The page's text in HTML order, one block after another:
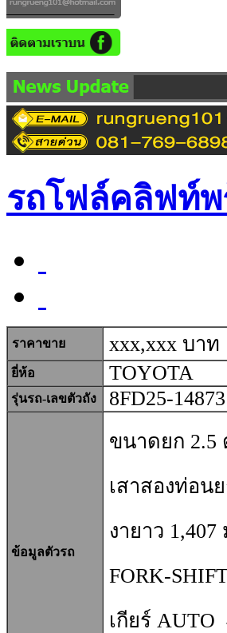
RRP
รถโฟล์คลิฟท์พ
ราคาขาย xxx,xxx บาท
ยี่ห้อ TOYOTA
รุ่นรถ-เลขตัวถัง 8FD25-14873
ข้อมูลตัวรถ
ขนาดยก 2.5
เสาสองท่อน
งายาว 1,407
FORK-
เกียร์ AUTO